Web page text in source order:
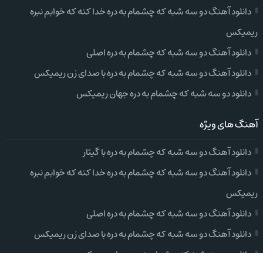
دانلود آهنگ دو سه شبه که چشمام به دره خدا کنه که خوابم نبره
ریمیکس
دانلود آهنگ دو سه شبه که چشمام به دره اصلی
دانلود آهنگ دو سه شبه که چشمام به دره با صدای زن ریمیکس
دانلود دو سه شبه که چشمام به دره جهان ریمیکس
آهنگ های ویژه
دانلود آهنگ دو سه شبه که چشمام به دره با گیتار
دانلود آهنگ دو سه شبه که چشمام به دره خدا کنه که خوابم نبره
ریمیکس
دانلود آهنگ دو سه شبه که چشمام به دره اصلی
دانلود آهنگ دو سه شبه که چشمام به دره با صدای زن ریمیکس